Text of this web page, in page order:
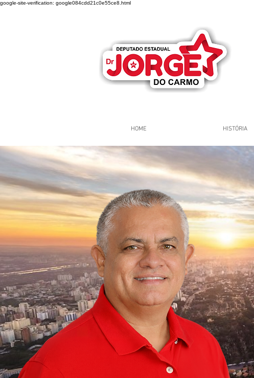
google-site-verification: google084cdd21c0e55ce8.html
HOME HISTÓRIA
Página Inicial Grupo
Grupo Dr. Jorge do Carmo
Público · 16 membros
Discussão Mídia